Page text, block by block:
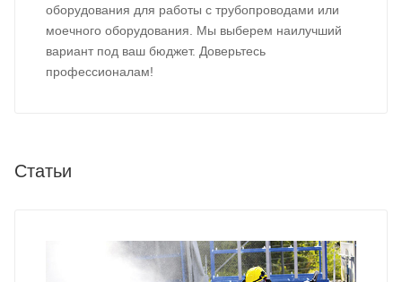
оборудования для работы с трубопроводами или
моечного оборудования. Мы выберем наилучший
вариант под ваш бюджет. Доверьтесь
профессионалам!
Статьи